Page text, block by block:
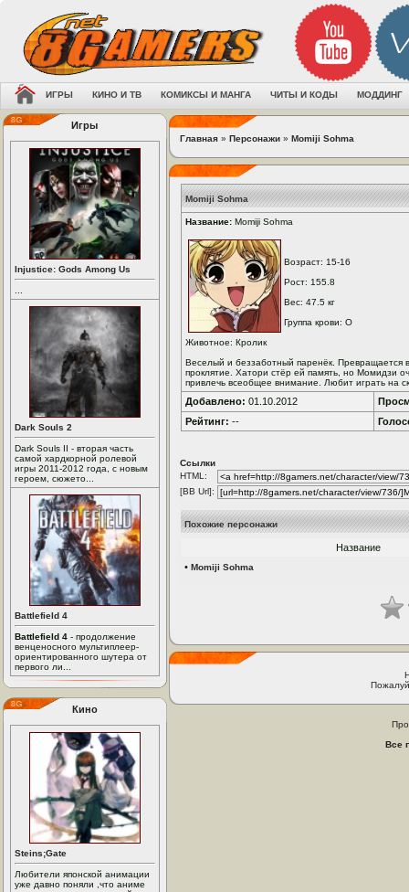
ИГРЫ КИНО И ТВ КОМИКСЫ И МАНГА ЧИТЫ И КОДЫ МОДДИНГ
Игры
Injustice: Gods Among Us
Dark Souls 2
Dark Souls II - вторая часть
самой хардкорной ролевой
игры 2011-2012 года, с новым
героем, сюжето...
Battlefield 4
Battlefield 4 - продолжение
венценосного мультиплеер-
ориентированного шутера от
первого ли...
Кино
Steins;Gate
Любители японской анимации
уже давно поняли ,что аниме
Главная » Персонажи » Momiji Sohma
Momiji Sohma
Название: Momiji Sohma
Возраст: 15-16
Рост: 155.8
Вес: 47.5 кг
Группа крови: O
Животное: Кролик
Веселый и беззаботный паренёк. Превращается в
проклятие. Хатори стёр ей память, но Момидзи
привлечь всеобщее внимание. Любит играть на
Добавлено: 01.10.2012
Рейтинг: --
Ссылки
HTML:
[BB Url]:
Похожие персонажи
Название
• Momiji Sohma
Все